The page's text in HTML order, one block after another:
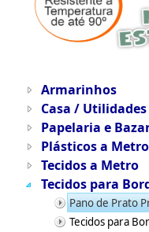
Armarinhos
Casa /
Papelaria e
Plásticos a Metro
Tecidos a Metro
Tecidos para
Pano de Prato
Tecidos para